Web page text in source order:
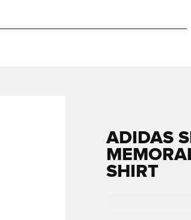
ADIDAS
SHIRT